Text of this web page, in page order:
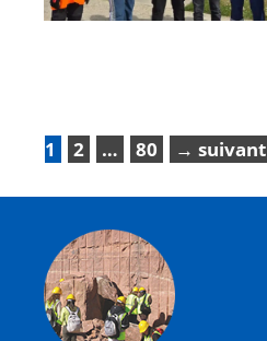
1 2 … 80 → suivant